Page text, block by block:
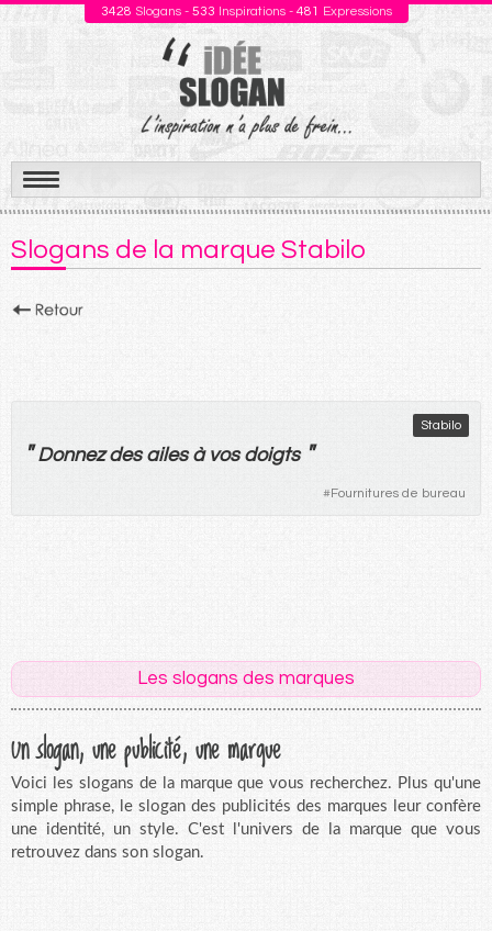
3428 Slogans - 533 Inspirations - 481 Expressions
Aller
au
contenu
Slogans de la marque Stabilo
Stabilo
" Donnez des ailes à vos doigts "
#Fournitures de bureau
Les slogans des marques
Un slogan, une publicité, une marque
Voici les slogans de la marque que vous recherchez. Plus qu'une
simple phrase, le slogan des publicités des marques leur confère
une identité, un style. C'est l'univers de la marque que vous
retrouvez dans son slogan.